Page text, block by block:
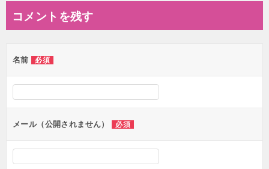
コメントを残す
名前 必須
メール（公開されません） 必須